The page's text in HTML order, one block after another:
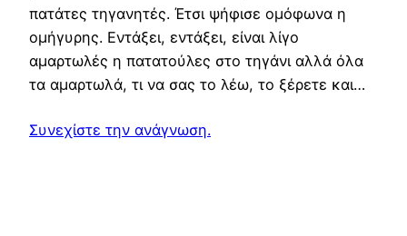
πατάτες τηγανητές. Έτσι ψήφισε ομόφωνα η
ομήγυρης. Εντάξει, εντάξει, είναι λίγο
αμαρτωλές η πατατούλες στο τηγάνι αλλά όλα
τα αμαρτωλά, τι να σας το λέω, το ξέρετε και…
Συνεχίστε την ανάγνωση.